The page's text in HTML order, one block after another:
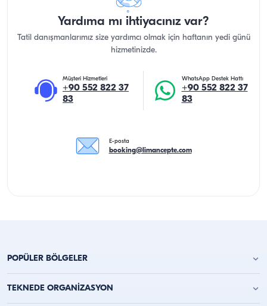
Yardıma mı ihtiyacınız var?
Tatil danışmanlarımız size yardımcı olmak için haftanın yedi günü
hizmetinizde.
Müşteri Hizmetleri
+90 552 822 37
83
WhatsApp Destek Hattı
+90 552 822 37
83
E-posta
booking@limancepte.com
POPÜLER BÖLGELER
Antalya Yat Kiralama
TEKNEDE ORGANİZASYON